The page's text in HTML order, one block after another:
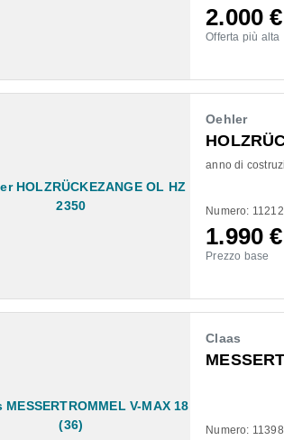
2.000€
Offerta più alta
Oehler
anno di
Numero:
1.990€
Prezzo base
Claas
Numero: